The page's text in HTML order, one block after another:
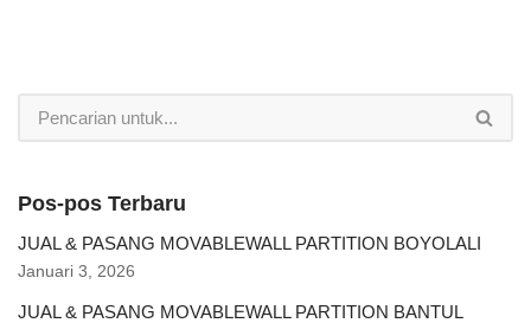
Pos-pos Terbaru
JUAL & PASANG MOVABLEWALL PARTITION BOYOLALI
Januari 3, 2026
JUAL & PASANG MOVABLEWALL PARTITION BANTUL